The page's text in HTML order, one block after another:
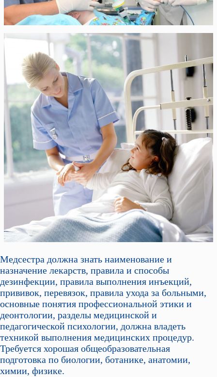
Медсестра должна знать наименование и
назначение лекарств, правила и способы
дезинфекции, правила выполнения инъекций,
прививок, перевязок, правила ухода за больными,
основные понятия профессиональной этики и
деонтологии, разделы медицинской и
педагогической психологии, должна владеть
техникой выполнения медицинских процедур.
Требуется хорошая общеобразовательная
подготовка по биологии, ботанике, анатомии,
химии, физике.